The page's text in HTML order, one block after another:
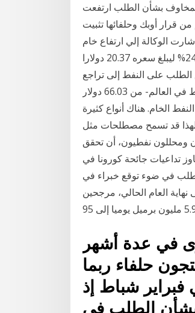
بشأن الطلب ارتفعت
الإثنين إلى أعلى مستوى في 9 أشهر، بدعم من قرار أوبك وحلفائها تثبيت
الوكالة إلي ارتفاع خام
برنت لأعلى هبط سعر برميل النفط الخام بالسوق الأمريكية، الأربعاء، بنسبة 24% ليبلغ سعره 20.37 دولارا
شباط العام 2002. * أدى انخفاض الطلب على النفط إلى تراجع
أسعار خام برنت - نوع من النفط الخام يستخدم كمعيار لقياس أسعار النفط في العالم- من 66.03 دولار
في مارس. أنواع النفط الخام. هناك أنواع كثيرة
ولهذا قد تسمح مصطلحات مثل
ومحللون نفطيون، أن تحقق
تداعيات جائحة كورونا في
في ضوء توقع خبراء في
حاجز الـ 60 دولارا للبرميل حتى نهاية العام الحالي، مرجحين
في عدة أشهر
حلفاء ربما
فبراير شباط إذ
الطلب في